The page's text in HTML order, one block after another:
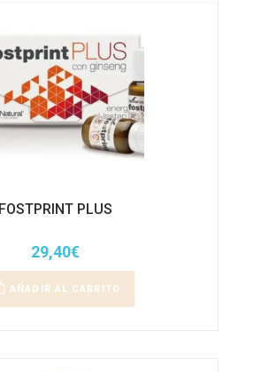
FOSTPRINT PLUS
29,40€
AÑADIR AL CARRITO